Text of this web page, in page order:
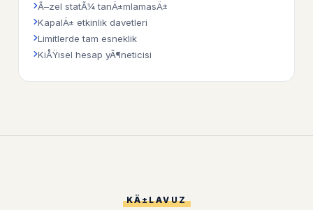
Ã–zel statÃ¼ tanÄ±mlamasÄ±
KapalÄ± etkinlik davetleri
Limitlerde tam esneklik
KiÅŸisel hesap yÃ¶neticisi
KÄ±LAVUZ